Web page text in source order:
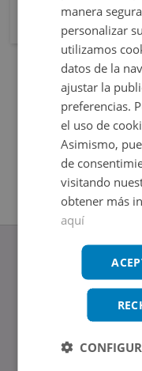
manera
personalizar
utilizamos
datos de la
ajustar la
preferencias.
el uso de
Asimismo,
de
visitando
obtener más
aquí